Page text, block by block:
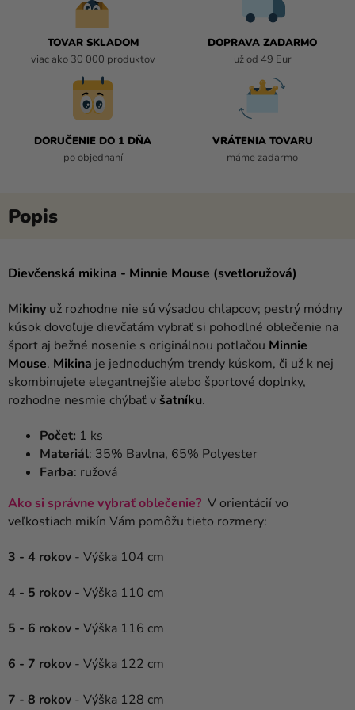
TOVAR SKLADOM
viac ako 30 000 produktov
DOPRAVA ZADARMO
už od 49 Eur
DORUČENIE DO 1 DŇA
po objednaní
VRÁTENIA TOVARU
máme zadarmo
Dievčenská mikina - Minnie Mouse (svetloružová)
Mikiny už rozhodne nie sú výsadou chlapcov; pestrý módny
kúsok dovoľuje dievčatám vybrať si pohodlné oblečenie na
šport aj bežné nosenie s originálnou potlačou Minnie
Mouse. Mikina je jednoduchým trendy kúskom, či už k nej
skombinujete elegantnejšie alebo športové doplnky,
rozhodne nesmie chýbať všatníku.
Počet: 1 ks
Materiál: 35% Bavlna, 65% Polyester
Farba: ružová
Ako si správne vybrať oblečenie? V orientácií vo
veľkostiach mikín Vám pomôžu tieto rozmery:
3 - 4 rokov - Výška 104 cm
4 - 5 rokov - Výška 110 cm
5 - 6 rokov - Výška 116 cm
6 - 7 rokov - Výška 122 cm
7 - 8 rokov - Výška 128 cm